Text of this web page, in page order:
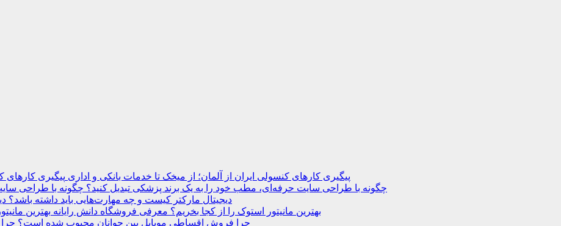
پیگیری کارهای کنسولی ایران از آلمان؛ از میخک تا خدمات بانکی و اداری
چگونه با طراحی سایت حرفه‌ای، مطب خود را به یک برند پزشکی تبدیل کنید؟
دیجیتال مارکتر کیست و چه مهارت‌هایی باید داشته باشد؟
بهترین مانیتور استوک را از کجا بخریم؟ معرفی فروشگاه دانش رایانه
چرا فروش اقساطی موبایل بین جوانان محبوب شده است؟